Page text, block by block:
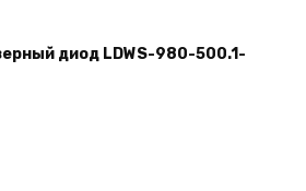
диод LDWS-980-500.1-